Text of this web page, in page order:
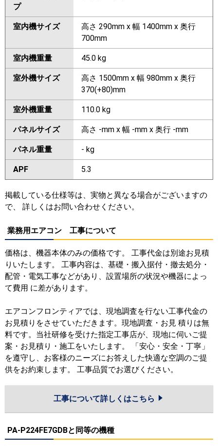
プ
室内機サイズ
高さ 290mm x 幅 1400mm x 奥行
700mm
室内機重量 45.0 kg
室外機サイズ
高さ 1500mm x 幅 980mm x 奥行
370(+80)mm
室外機重量 110.0 kg
パネルサイズ 高さ -mm x 幅 -mm x 奥行 -mm
パネル重量 - kg
APF 5.3
掲載している仕様等は、実物と異なる場合がございますの
で、 詳しくはお問い合わせください。
業務用エアコン 工事について
価格は、機器本体のみの価格です。 工事代金は別途お見積
りいたします。 工事内容は、基礎・搬入据付・撤去処分・
配管・電気工事などがあり、設置場所の状況や機器によっ
て費用 に差があります。
エアコンフロンティアでは、現地調査を行ない工事代金の
お見積りをさせていただきます。現地調査・お見 積りは無
料です。当社研修を受けた指定工事店が、現地に伺いご提
案・お見積り・施工をいたします。 「安心・安全・丁寧」
を遵守し、お客様のニーズにお答えした快適な空調のご提
供をお約束します。 工事品質でお選びください。
工事について詳しくはこちら
PA-P224FE7GDBと同等の機種